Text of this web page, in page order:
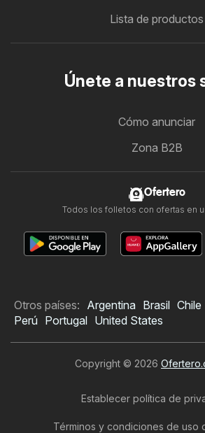
Lista de productos
Únete a nuestros
Cómo anunciar
Zona B2B
Ofertero
Todos los folletos con ofertas en
Otros países: Argentina Brasil Chile
Perú Portugal United States
Copyright © 2026
Establecer política de
Términos y condiciones de uso